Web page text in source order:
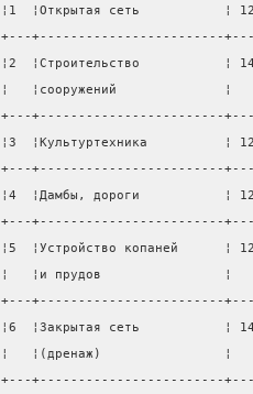
¦1  ¦Открытая сеть           ¦
+---+------------------------
¦2  ¦Строительство           ¦
¦   ¦сооружений
+---+------------------------
¦3  ¦Культуртехника          ¦
+---+------------------------
¦4  ¦Дамбы, дороги           ¦
+---+------------------------
¦5  ¦Устройство копаней      ¦
¦   ¦и прудов
+---+------------------------
¦6  ¦Закрытая сеть           ¦
¦   ¦(дренаж)
+---+------------------------